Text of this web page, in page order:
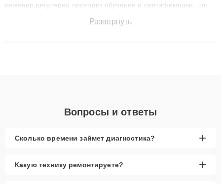
инженер регулярно проходит обучение и сертификацию, что
восстанавливать технику с сохранением гарантии до 3 лет.
Развернуть
Вопросы и ответы
Сколько времени займет диагностика? +
Какую технику ремонтируете?
+